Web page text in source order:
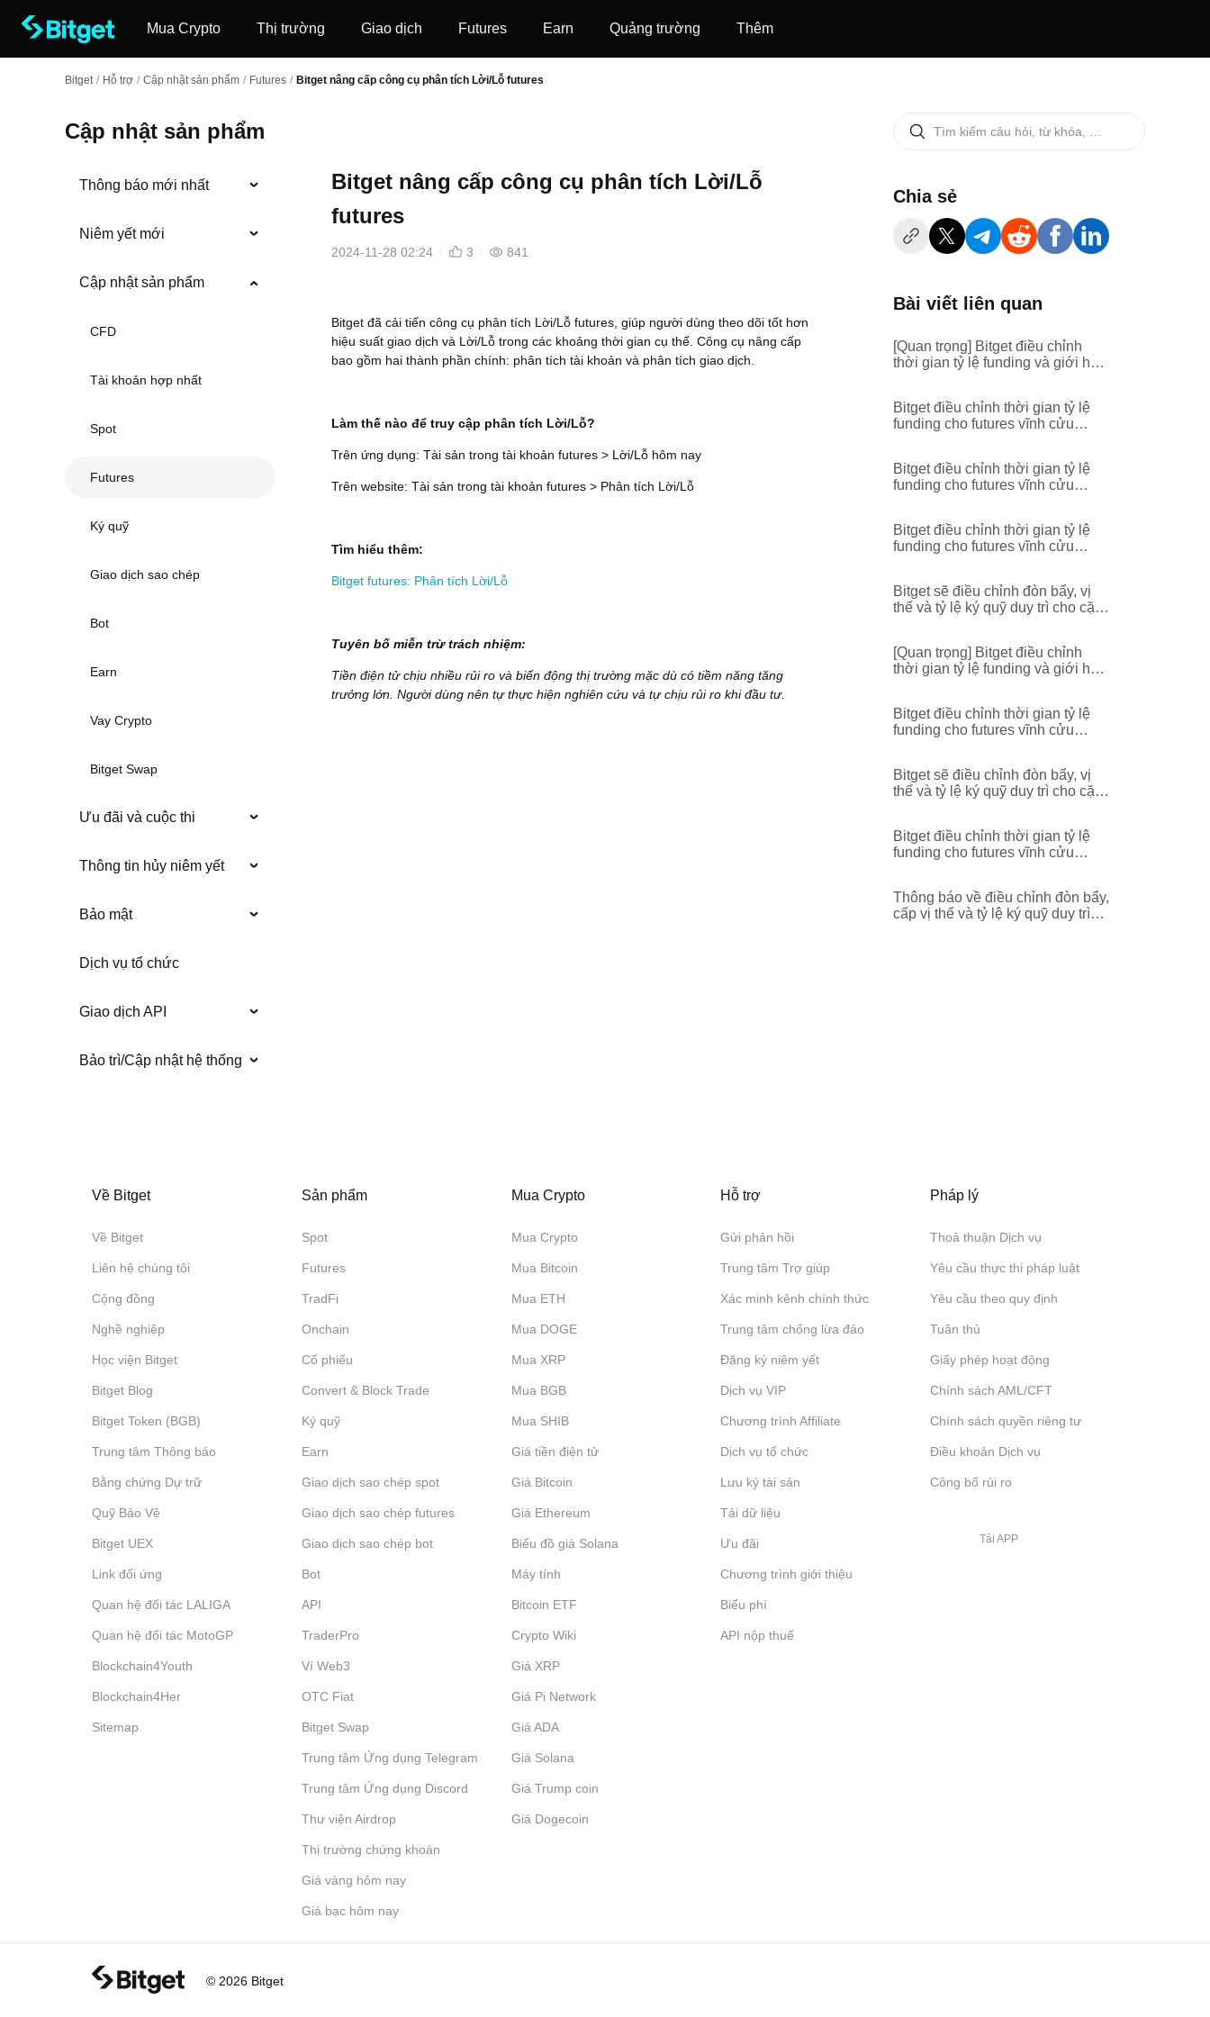
Mua Crypto Thị trường Giao dịch Futures ‌Earn Quảng trường Thêm
Bitget / Hỗ trợ / Cập nhật sản phẩm / Futures / Bitget nâng cấp công cụ phân tích Lời/Lỗ futures
Cập nhật sản phẩm
Thông báo mới nhất
Niêm yết mới
Cập nhật sản phẩm
CFD
Tài khoản hợp nhất
Spot
Futures
Ký quỹ
Giao dịch sao chép
Bot
Earn
Vay Crypto
Bitget Swap
Ưu đãi và cuộc thi
Thông tin hủy niêm yết
Bảo mật
Dịch vụ tổ chức
Giao dịch API
Bảo trì/Cập nhật hệ thống
Bitget nâng cấp công cụ phân tích Lời/Lỗ
futures
2024-11-28 02:24 3 841
Bitget đã cải tiến công cụ phân tích Lời/Lỗ futures, giúp người dùng theo dõi tốt hơn
hiệu suất giao dịch và Lời/Lỗ trong các khoảng thời gian cụ thể. Công cụ nâng cấp
bao gồm hai thành phần chính: phân tích tài khoản và phân tích giao dịch.
Làm thế nào để truy cập phân tích Lời/Lỗ?
Trên ứng dụng: Tài sản trong tài khoản futures > Lời/Lỗ hôm nay
Trên website: Tài sản trong tài khoản futures > Phân tích Lời/Lỗ
Tìm hiểu thêm:
Bitget futures: Phân tích Lời/Lỗ
Tuyên bố miễn trừ trách nhiệm:
Tiền điện tử chịu nhiều rủi ro và biến động thị trường mặc dù có tiềm năng tăng
trưởng lớn. Người dùng nên tự thực hiện nghiên cứu và tự chịu rủi ro khi đầu tư.
‌Chia sẻ
Bài viết liên quan
[Quan trọng] Bitget điều chỉnh
thời gian tỷ lệ funding và giới hạn
Bitget điều chỉnh thời gian tỷ lệ
funding cho futures vĩnh cửu
Bitget điều chỉnh thời gian tỷ lệ
funding cho futures vĩnh cửu
Bitget điều chỉnh thời gian tỷ lệ
funding cho futures vĩnh cửu
Bitget sẽ điều chỉnh đòn bẩy, vị
thế và tỷ lệ ký quỹ duy trì cho cặp
XUSDT,STXUSDC,SANDUSDT,
RENDERUSDT,BANKUSDT,AL
[Quan trọng] Bitget điều chỉnh
thời gian tỷ lệ funding và giới hạn
Bitget điều chỉnh thời gian tỷ lệ
funding cho futures vĩnh cửu
Bitget sẽ điều chỉnh đòn bẩy, vị
thế và tỷ lệ ký quỹ duy trì cho cặp
EUSDT,HIVEUSDT,EIGENUSDT,
EIGENUSDC,CVXUSDT,CTKUS
Bitget điều chỉnh thời gian tỷ lệ
funding cho futures vĩnh cửu
Thông báo về điều chỉnh đòn bẩy,
cấp vị thế và tỷ lệ ký quỹ duy trì
Về Bitget
Về Bitget
Liên hệ chúng tôi
Cộng đồng
Nghề nghiệp
Học viện Bitget
Bitget Blog
Bitget Token (BGB)
Trung tâm Thông báo
Bằng chứng Dự trữ
Quỹ Bảo Vệ
Bitget UEX
Link đối ứng
Quan hệ đối tác LALIGA
Quan hệ đối tác MotoGP
Blockchain4Youth
Blockchain4Her
Sitemap
Sản phẩm
Spot
Futures
TradFi
Onchain
Cổ phiếu
Convert & Block Trade
Ký quỹ
‌Earn
Giao dịch sao chép spot
Giao dịch sao chép futures
Giao dịch sao chép bot
Bot
API
TraderPro
Ví Web3
OTC Fiat
Bitget Swap
Trung tâm Ứng dụng Telegram
Trung tâm Ứng dụng Discord
Thư viện Airdrop
Thị trường chứng khoán
Giá vàng hôm nay
Giá bạc hôm nay
Mua Crypto
Mua Crypto
Mua Bitcoin
Mua ETH
Mua DOGE
Mua XRP
Mua BGB
Mua SHIB
Giá tiền điện tử
Giá Bitcoin
Giá Ethereum
Biểu đồ giá Solana
Máy tính
Bitcoin ETF
Crypto Wiki
Giá XRP
Giá Pi Network
Giá ADA
Giá Solana
Giá Trump coin
Giá Dogecoin
Hỗ trợ
Gửi phản hồi
Trung tâm Trợ giúp
Xác minh kênh chính thức
Trung tâm chống lừa đảo
Đăng ký niêm yết
Dịch vụ VIP
Chương trình Affiliate
Dịch vụ tổ chức
Lưu ký tài sản
Tải dữ liệu
Ưu đãi
Chương trình giới thiệu
Biểu phí
API nộp thuế
Pháp lý
Thoả thuận Dịch vụ
Yêu cầu thực thi pháp luật
Yêu cầu theo quy định
Tuân thủ
Giấy phép hoạt động
Chính sách AML/CFT
Chính sách quyền riêng tư
Điều khoản Dịch vụ
Công bố rủi ro
Tải APP
© 2026 Bitget